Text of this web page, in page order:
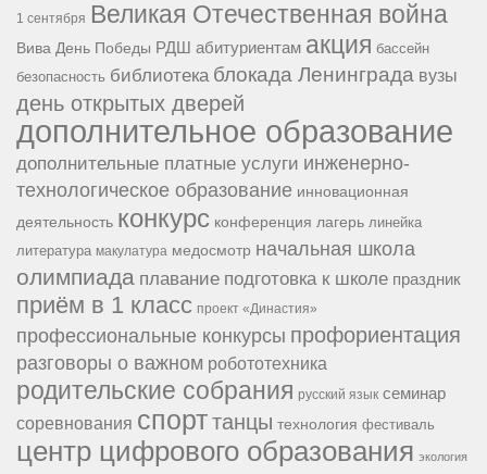
1 сентября Великая Отечественная война
Вива День Победы РДШ абитуриентам акция бассейн
безопасность библиотека блокада Ленинграда вузы
день открытых дверей
дополнительное образование
дополнительные платные услуги инженерно-
технологическое образование инновационная
деятельность конкурс конференция лагерь линейка
литература макулатура медосмотр начальная школа
олимпиада плавание подготовка к школе праздник
приём в 1 класс проект «Династия»
профессиональные конкурсы профориентация
разговоры о важном робототехника
родительские собрания русский язык семинар
соревнования спорттанцы технология фестиваль
центр цифрового образования экология